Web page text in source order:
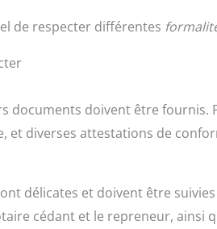
de respecter différentes
documents doivent être fournis.
et diverses attestations de
délicates et doivent être
cédant et le repreneur, ainsi